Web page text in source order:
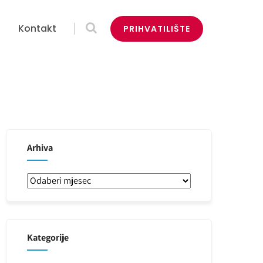
PRIHVATILIŠTE
Kontakt
Arhiva
Arhiva
Kategorije